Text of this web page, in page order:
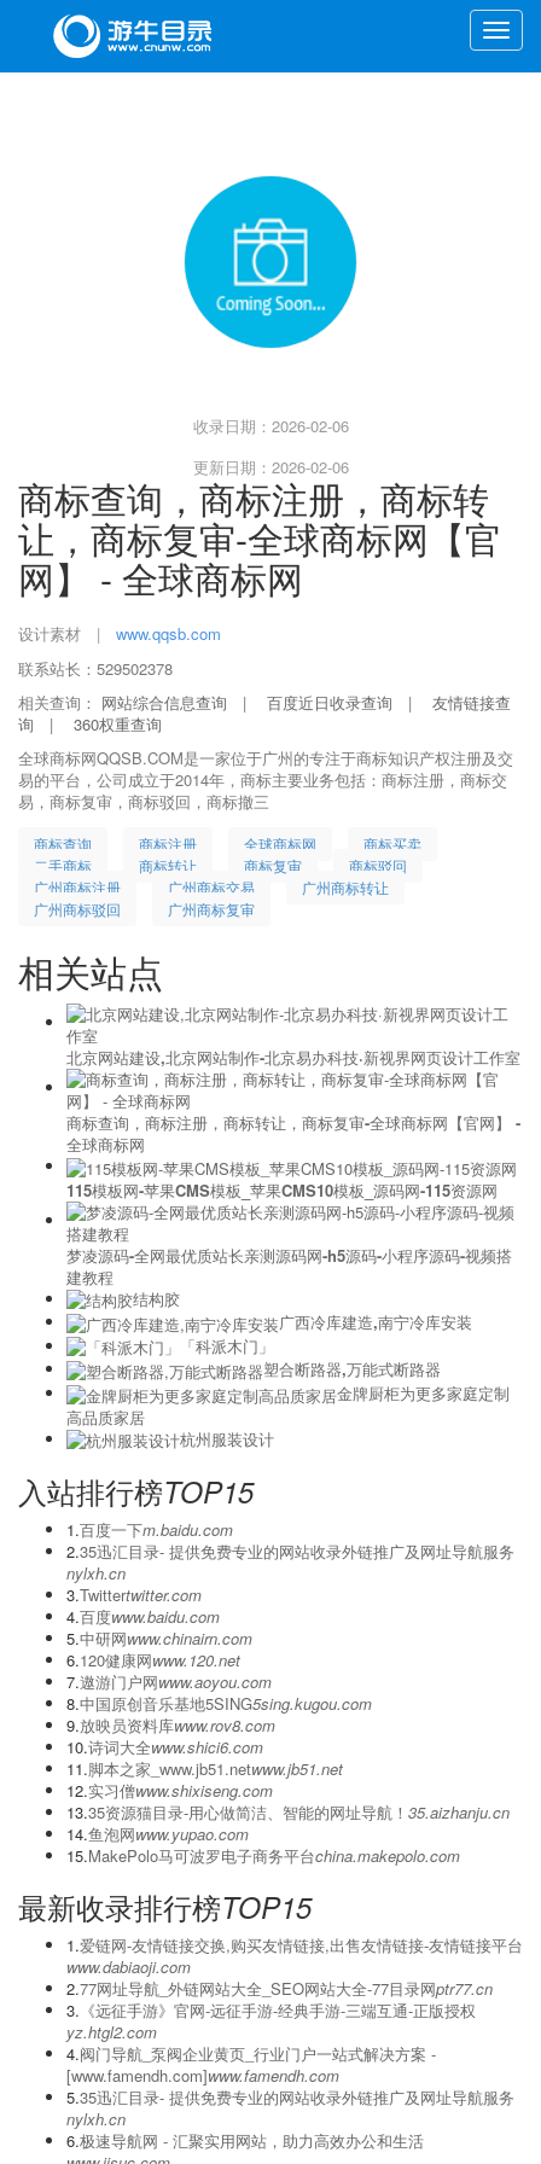
Toggle
收录日期：2026-02-06
更新日期：2026-02-06
商标查询，商标注册，商标转
让，商标复审-全球商标网【官
网】 - 全球商标网
设计素材 |
www.qqsb.com
联系站长：529502378
相关查询： 网站综合信息查询 | 百度近日收录查询 | 友情链接查
询 | 360权重查询
全球商标网QQSB.COM是一家位于广州的专注于商标知识产权注册及交
易的平台，公司成立于2014年，商标主要业务包括：商标注册，商标交
易，商标复审，商标驳回，商标撤三
商标查询 商标注册 全球商标网
商标买卖
二手商标
商标转让 商标复审
商标驳回
广州商标注册
广州商标交易
广州商标转让
广州商标驳回
广州商标复审
相关站点
北京网站建设,北京网站制作-北京易办科技·新视界网页设计工作室
商标查询，商标注册，商标转让，商标复审-全球商标网【官网】 -
全球商标网
115模板网-苹果CMS模板_苹果CMS10模板_源码网-115资源网
梦凌源码-全网最优质站长亲测源码网-h5源码-小程序源码-视频搭
建教程
结构胶
广西冷库建造,南宁冷库安装
「科派木门」
塑合断路器,万能式断路器
金牌厨柜为更多家庭定制
高品质家居
杭州服装设计
入站排行榜TOP15
1.百度一下m.baidu.com
2.‌35迅汇目录- 提供免费专业的网站收录外链推广及网址导航服务
nylxh.cn
3.Twittertwitter.com
4.百度www.baidu.com
5.中研网www.chinairn.com
6.120健康网www.120.net
7.遨游门户网www.aoyou.com
8.中国原创音乐基地5SING5sing.kugou.com
9.放映员资料库www.rov8.com
10.诗词大全www.shici6.com
11.脚本之家_www.jb51.netwww.jb51.net
12.实习僧www.shixiseng.com
13.35资源猫目录-用心做简洁、智能的网址导航！ 35.aizhanju.cn
14.鱼泡网www.yupao.com
15.MakePolo马可波罗电子商务平台china.makepolo.com
最新收录排行榜TOP15
1.爱链网-友情链接交换,购买友情链接,出售友情链接-友情链接平台
www.dabiaoji.com
2.77网址导航_外链网站大全_SEO网站大全-77目录网ptr77.cn
3. 《远征手游》官网-远征手游-经典手游-三端互通-正版授权
yz.htgl2.com
4.阀门导航_泵阀企业黄页_行业门户一站式解决方案 -
[www.famendh.com]www.famendh.com
5.‌35迅汇目录- 提供免费专业的网站收录外链推广及网址导航服务
nylxh.cn
6.极速导航网 - 汇聚实用网站，助力高效办公和生活